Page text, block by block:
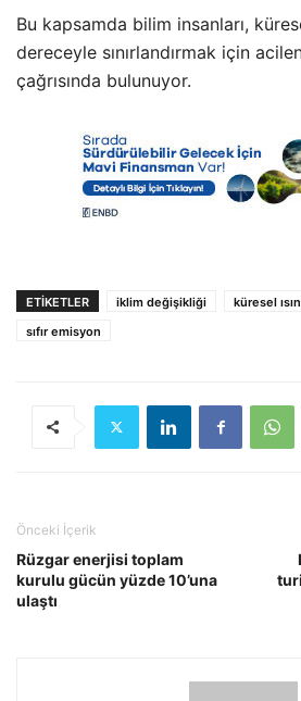
Bu kapsamda bilim insanları,
dereceyle sınırlandırmak için
çağrısında bulunuyor.
ETIKETLER iklim değişikliği küresel
sıfır emisyon
Önceki İçerik
Rüzgar enerjisi toplam
kurulu gücün yüzde 10’una
ulaştı